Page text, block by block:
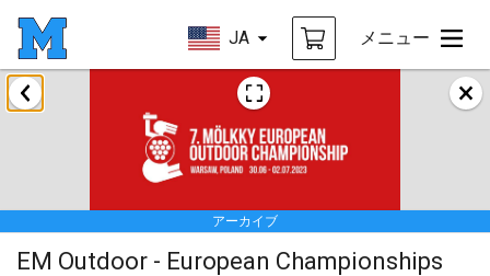
JA メニュー
アーカイブ
EM Outdoor - European Championships
2023年1月
LE Tournoi de Noël
2023年1月14日| フランス
Indoor Polish Championship - Halowe Mistrzostwa Polski w Mölkky
2023年1月14日| ポーランド